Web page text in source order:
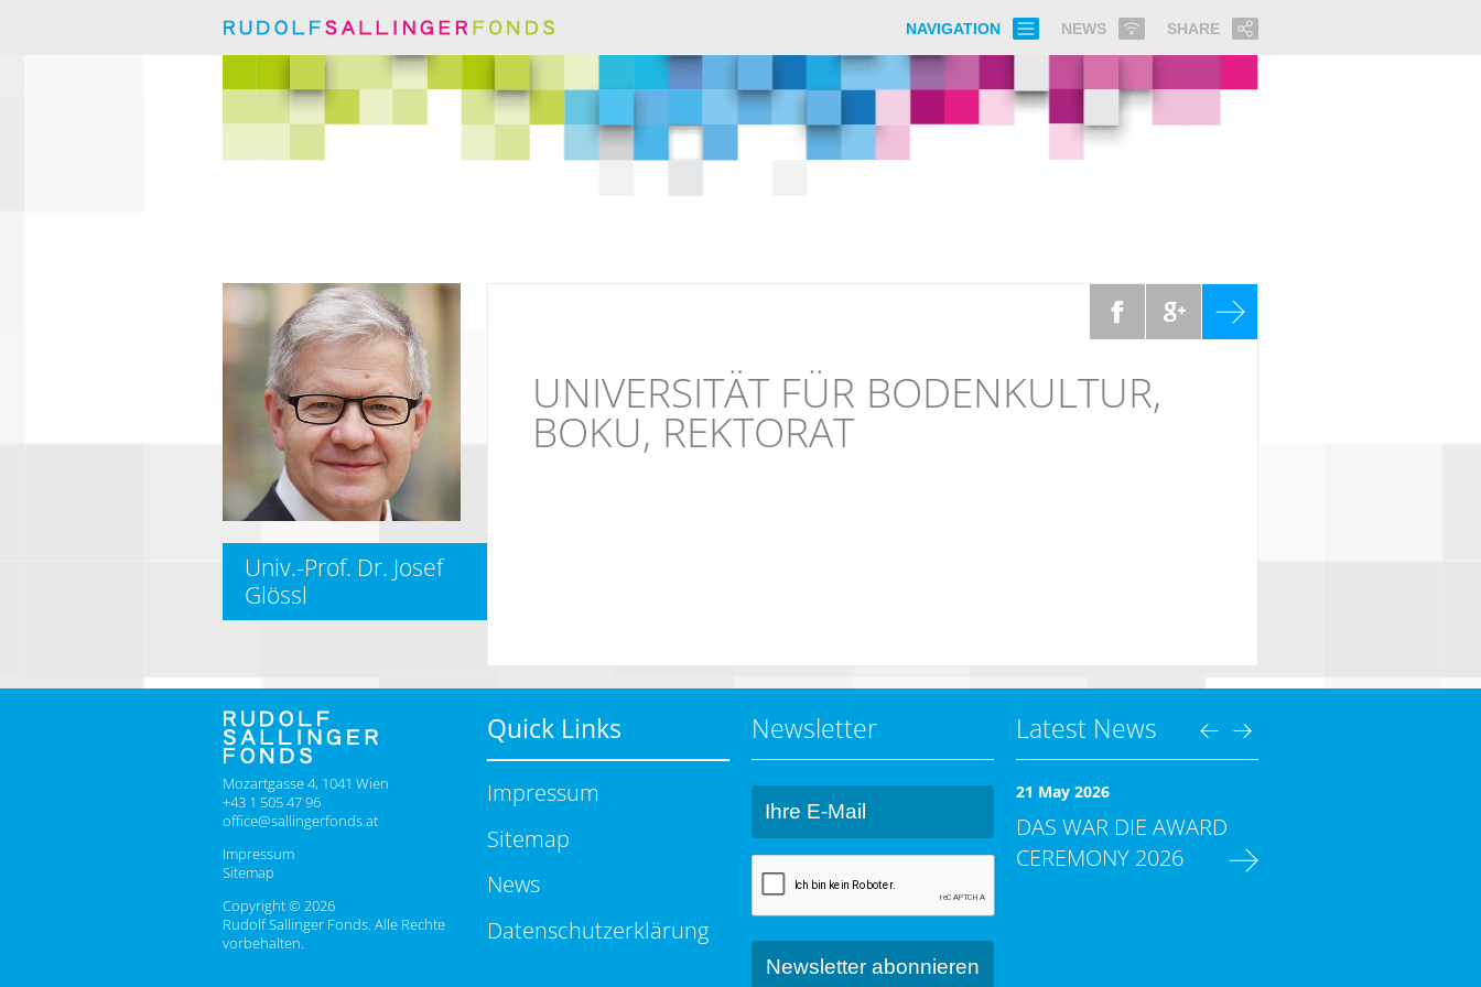
NAVIGATION NEWS SHARE
Univ.-Prof. Dr. Josef
Glössl
UNIVERSITÄT FÜR BODENKULTUR,
BOKU, REKTORAT
Mozartgasse 4, 1041 Wien
+43 1 505 47 96
office@sallingerfonds.at
Impressum
Sitemap
Copyright © 2026
Rudolf Sallinger Fonds. Alle Rechte
vorbehalten.
Quick Links
Impressum
Sitemap
News
Datenschutzerklärung
Newsletter Latest News
21 May 2026
DAS WAR DIE AWARD
CEREMONY 2026